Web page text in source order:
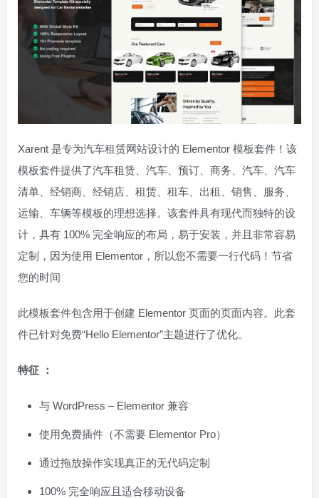
Xarent 是专为汽车租赁网站设计的 Elementor 模板套件！该
模板套件提供了汽车租赁、汽车、预订、商务、汽车、汽车
清单、经销商、经销店、租赁、租车、出租、销售、服务、
运输、车辆等模板的理想选择。该套件具有现代而独特的设
计，具有 100% 完全响应的布局，易于安装，并且非常容易
定制，因为使用 Elementor，所以您不需要一行代码！节省
您的时间
此模板套件包含用于创建 Elementor 页面的页面内容。此套
件已针对免费“Hello Elementor”主题进行了优化。
特征 ：
与 WordPress – Elementor 兼容
使用免费插件（不需要 Elementor Pro）
通过拖放操作实现真正的无代码定制
100% 完全响应且适合移动设备